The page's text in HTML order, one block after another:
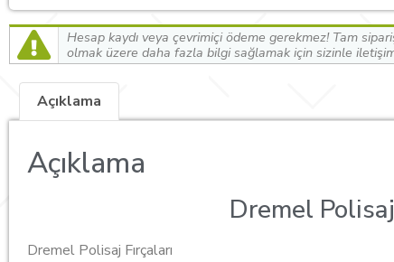
Hesap kaydı veya çevrimiçi ödeme gerekmez! Tam
olmak üzere daha fazla bilgi sağlamak için sizinle
Açıklama
Açıklama
Dremel Polisaj
Dremel Polisaj Fırçaları